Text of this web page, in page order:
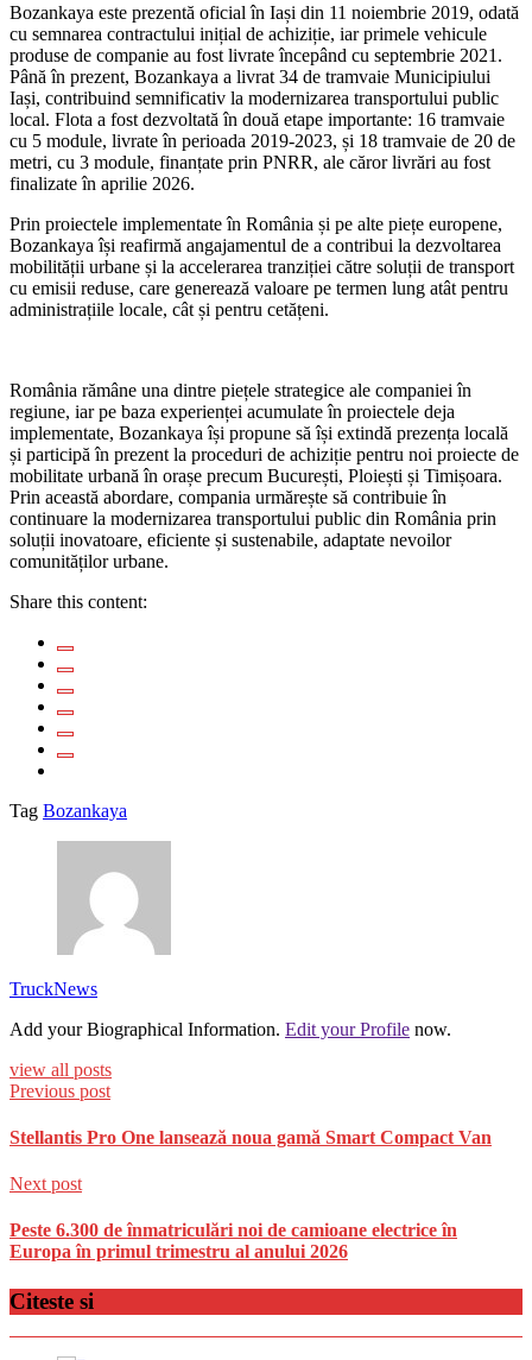
Bozankaya este prezentă oficial în Iași din 11 noiembrie 2019, odată
cu semnarea contractului inițial de achiziție, iar primele vehicule
produse de companie au fost livrate începând cu septembrie 2021.
Până în prezent, Bozankaya a livrat 34 de tramvaie Municipiului
Iași, contribuind semnificativ la modernizarea transportului public
local. Flota a fost dezvoltată în două etape importante: 16 tramvaie
cu 5 module, livrate în perioada 2019-2023, și 18 tramvaie de 20 de
metri, cu 3 module, finanțate prin PNRR, ale căror livrări au fost
finalizate în aprilie 2026.
Prin proiectele implementate în România și pe alte piețe europene,
Bozankaya își reafirmă angajamentul de a contribui la dezvoltarea
mobilității urbane și la accelerarea tranziției către soluții de transport
cu emisii reduse, care generează valoare pe termen lung atât pentru
administrațiile locale, cât și pentru cetățeni.
România rămâne una dintre piețele strategice ale companiei în
regiune, iar pe baza experienței acumulate în proiectele deja
implementate, Bozankaya își propune să își extindă prezența locală
și participă în prezent la proceduri de achiziție pentru noi proiecte de
mobilitate urbană în orașe precum București, Ploiești și Timișoara.
Prin această abordare, compania urmărește să contribuie în
continuare la modernizarea transportului public din România prin
soluții inovatoare, eficiente și sustenabile, adaptate nevoilor
comunităților urbane.
Share this content:
Tag Bozankaya
TruckNews
Add your Biographical Information. Edit your Profile now.
view all posts
Previous post
Stellantis Pro One lansează noua gamă Smart Compact Van
Next post
Peste 6.300 de înmatriculări noi de camioane electrice în
Europa în primul trimestru al anului 2026
Citeste si